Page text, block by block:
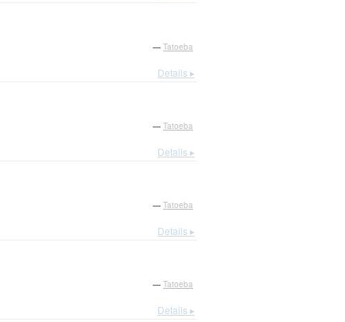
— Tatoeba
Details ▸
— Tatoeba
Details ▸
— Tatoeba
Details ▸
— Tatoeba
Details ▸